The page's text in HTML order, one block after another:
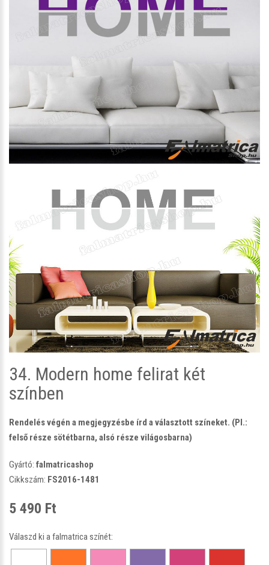
34. Modern home felirat két
színben
Rendelés végén a megjegyzésbe írd a választott színeket. (Pl.:
felső része sötétbarna, alsó része világosbarna)
Gyártó: falmatricashop
Cikkszám: FS2016-1481
5 490 Ft
Válaszd ki a falmatrica színét: